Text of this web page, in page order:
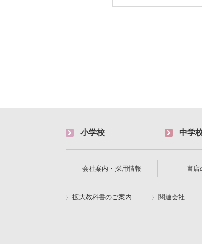
小学校 中学
会社案内・採用情報 書店
拡大教科書のご案内 関連会社